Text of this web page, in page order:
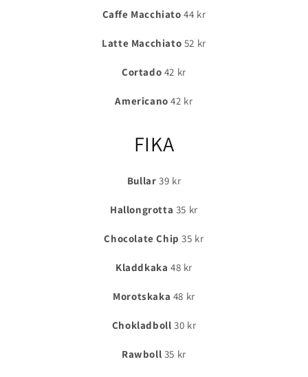
Caffe Macchiato 44 kr
Latte Macchiato 52 kr
Cortado 42 kr
Americano 42 kr
FIKA
Bullar 39 kr
Hallongrotta 35 kr
Chocolate Chip 35 kr
Kladdkaka 48 kr
Morotskaka 48 kr
Chokladboll 30 kr
Rawboll 35 kr